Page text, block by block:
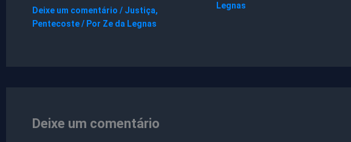
Deixe um comentário / Justiça,
Pentecoste/ Por Ze da Legnas
Legnas
Deixe um comentário